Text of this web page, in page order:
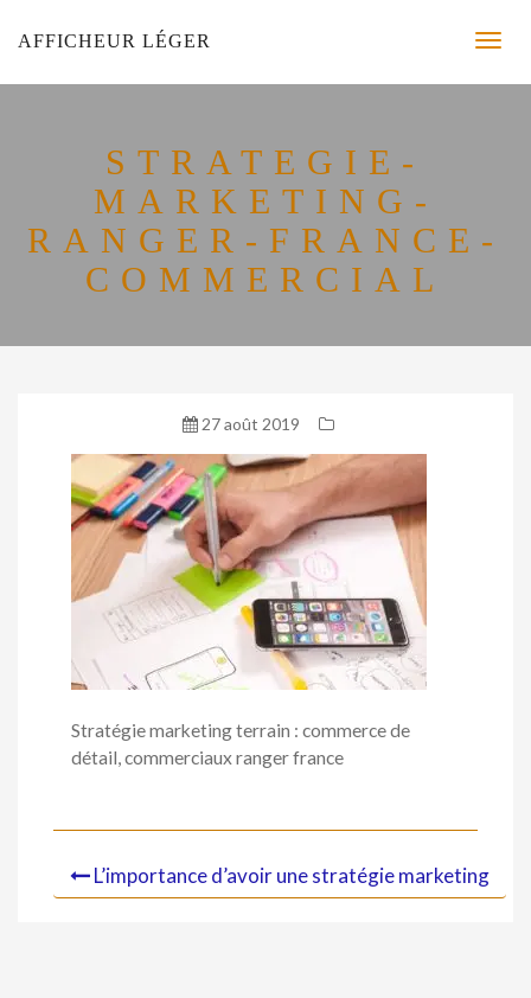
AFFICHEUR LÉGER
STRATEGIE-
MARKETING-
RANGER-FRANCE-
COMMERCIAL
27 août 2019
Stratégie marketing terrain : commerce de
détail, commerciaux ranger france
L’importance d’avoir une stratégie marketing